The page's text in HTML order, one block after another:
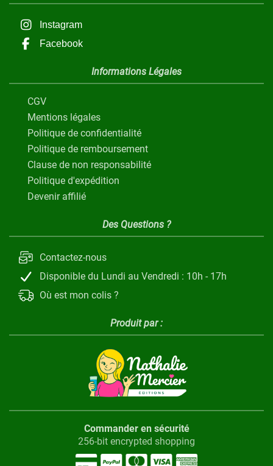
Instagram
Facebook
Informations Légales
CGV
Mentions légales
Politique de confidentialité
Politique de remboursement
Clause de non responsabilité
Politique d'expédition
Devenir affilié
Des Questions ?
Contactez-nous
Disponible du Lundi au Vendredi : 10h - 17h
Où est mon colis ?
Produit par :
Commander en sécurité
256-bit encrypted shopping